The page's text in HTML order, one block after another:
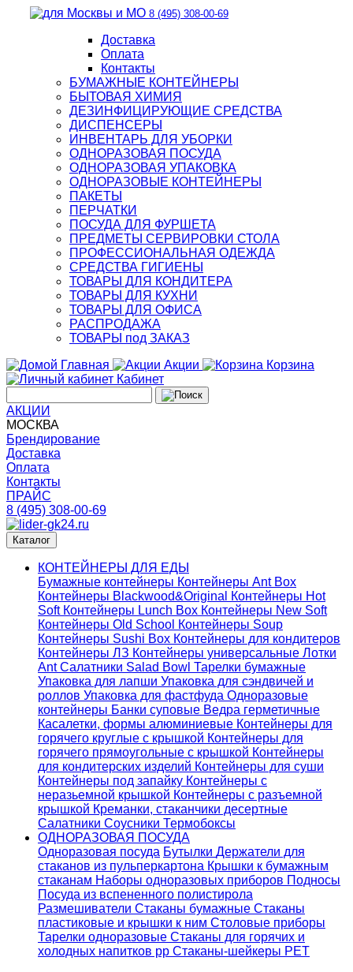
8 (495) 308-00-69
Доставка
Оплата
Контакты
БУМАЖНЫЕ КОНТЕЙНЕРЫ
БЫТОВАЯ ХИМИЯ
ДЕЗИНФИЦИРУЮЩИЕ СРЕДСТВА
ДИСПЕНСЕРЫ
ИНВЕНТАРЬ ДЛЯ УБОРКИ
ОДНОРАЗОВАЯ ПОСУДА
ОДНОРАЗОВАЯ УПАКОВКА
ОДНОРАЗОВЫЕ КОНТЕЙНЕРЫ
ПАКЕТЫ
ПЕРЧАТКИ
ПОСУДА ДЛЯ ФУРШЕТА
ПРЕДМЕТЫ СЕРВИРОВКИ СТОЛА
ПРОФЕССИОНАЛЬНАЯ ОДЕЖДА
СРЕДСТВА ГИГИЕНЫ
ТОВАРЫ ДЛЯ КОНДИТЕРА
ТОВАРЫ ДЛЯ КУХНИ
ТОВАРЫ ДЛЯ ОФИСА
РАСПРОДАЖА
ТОВАРЫ под ЗАКАЗ
Главная
Акции
Корзина
Кабинет
АКЦИИ
МОСКВА
Брендирование
Доставка
Оплата
Контакты
ПРАЙС
8 (495) 308-00-69
Каталог
КОНТЕЙНЕРЫ ДЛЯ ЕДЫ
Бумажные контейнеры Контейнеры Ant Box
Контейнеры Blackwood&Original
Контейнеры Hot
Soft Контейнеры Lunch Box Контейнеры New Soft
Контейнеры Old School Контейнеры Soup
Контейнеры Sushi Box Контейнеры для кондитеров
Контейнеры ЛЗ Контейнеры универсальные Лотки
AntСалатники Salad Bowl Тарелки бумажные
Упаковка для лапши Упаковка для сэндвичей и
роллов Упаковка для фастфуда Одноразовые
контейнеры Банки суповые Ведра герметичные
Касалетки, формы алюминиевые Контейнеры для
горячего круглые с крышкой Контейнеры для
горячего прямоугольные с крышкой Контейнеры
для кондитерских изделий Контейнеры для суши
Контейнеры под запайку Контейнеры с
неразьемной крышкой Контейнеры с разъемной
крышкой Креманки, стаканчики десертные
Салатники Соусники Термобоксы
ОДНОРАЗОВАЯ ПОСУДА
Одноразовая посуда Бутылки Держатели для
стаканов из пульперкартона Крышки к бумажным
стаканам Наборы одноразовых приборов Подносы
Посуда из вспененного полистирола
Размешиватели Стаканы бумажные Стаканы
пластиковые и крышки к ним Столовые приборы
Тарелки одноразовые Стаканы для горячих и
холодных напитков pp Стаканы-шейкеры PET